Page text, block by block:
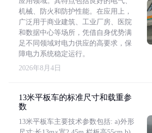
机械、防火和防护性能。在应用上，
广泛用于商业建筑、工业厂房、医院
和数据中心等场所，凭借自身优势满
足不同领域对电力供应的高要求，保
障电力系统稳定运行。
2026年8月4日
13米平板车的标准尺寸和载重参
数
13米平板车主要技术参数包括: a)外形